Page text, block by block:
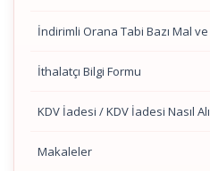
İndirimli Orana Tabi Bazı Mal
İthalatçı Bilgi Formu
KDV İadesi / KDV İadesi Nasıl
Makaleler